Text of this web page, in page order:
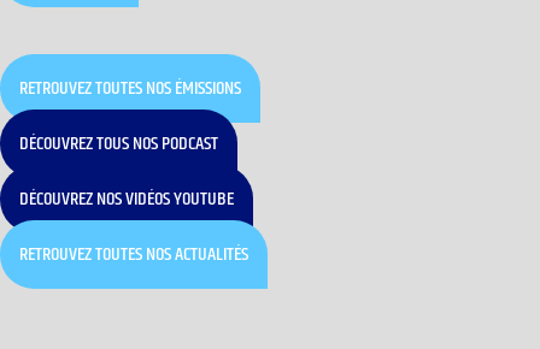
RETROUVEZ TOUTES NOS ÉMISSIONS
DÉCOUVREZ TOUS NOS PODCAST
DÉCOUVREZ NOS VIDÉOS YOUTUBE
RETROUVEZ TOUTES NOS ACTUALITÉS